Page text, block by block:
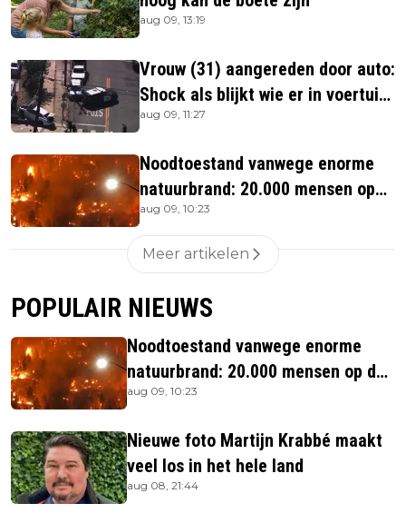
aug 09, 13:19
Vrouw (31) aangereden door auto:
Shock als blijkt wie er in voertuig
zitten
aug 09, 11:27
Noodtoestand vanwege enorme
natuurbrand: 20.000 mensen op
de vlucht
aug 09, 10:23
Meer artikelen
POPULAIR NIEUWS
Noodtoestand vanwege enorme
natuurbrand: 20.000 mensen op de
vlucht
aug 09, 10:23
Nieuwe foto Martijn Krabbé maakt
veel los in het hele land
aug 08, 21:44